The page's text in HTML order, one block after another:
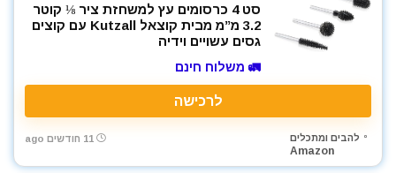
סט 4 כרסומים עץ למשחזת ציר ⅛ קוטר
3.2 מ”מ מבית קוצאל Kutzall עם קוצים
גסים עשויים וידיה
🚛 משלוח חינם
לרכישה
להבים ומתכלים
Amazon
11 חודשים ago